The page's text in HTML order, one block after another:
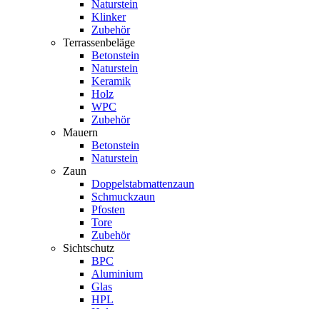
Naturstein
Klinker
Zubehör
Terrassenbeläge
Betonstein
Naturstein
Keramik
Holz
WPC
Zubehör
Mauern
Betonstein
Naturstein
Zaun
Doppelstabmattenzaun
Schmuckzaun
Pfosten
Tore
Zubehör
Sichtschutz
BPC
Aluminium
Glas
HPL